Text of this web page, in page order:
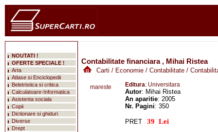
Contabilitate financiara , Mihai Ristea
Carti / Economie / Contabilitate /
mareste Editura: Universitara
Autor: Mihai Ristea
An aparitie: 2005
Nr. Pagini: 350
PRET
NOUTATI !
OFERTE SPECIALE !
Arta
Atlase si Enciclopedii
Beletristica si critica
Calculatoare-Informatica
Asistenta sociala
Copii
Dictionare si ghiduri
Diverse
Drept